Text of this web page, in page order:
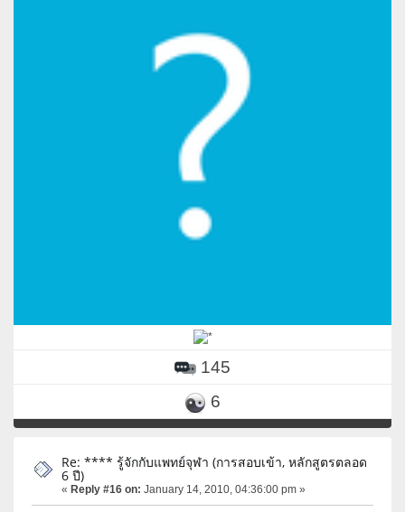
145
6
Re: **** รู้จักกับแพทย์จุฬา (การสอบเข้า, หลักสูตรตลอด
6 ปี)
« Reply #16 on: January 14, 2010, 04:36:00 pm »